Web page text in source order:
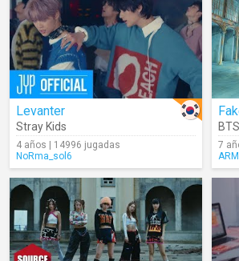
Levanter
Stray Kids
4 años | 14996 jugadas
NoRma_sol6
BTS
7